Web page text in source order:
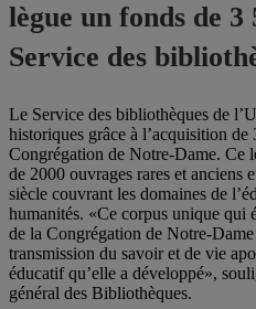
lègue un fonds de 3
Service des
Le Service des bibliothèques de
historiques grâce à l’acquisition
Congrégation de Notre-Dame. Ce
de 2000 ouvrages rares et anciens
siècle couvrant les domaines de
humanités. «Ce corpus unique qui
de la Congrégation de Notre-
transmission du savoir et de vie
éducatif qu’elle a développé»,
général des Bibliothèques.